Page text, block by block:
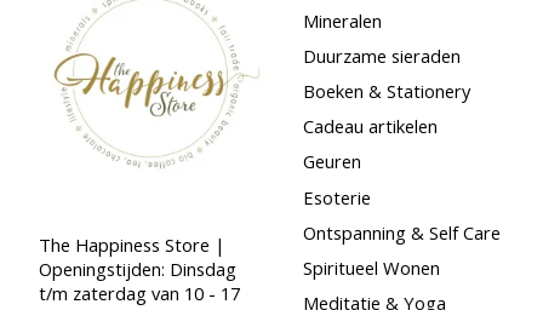
The Happiness Store |
Openingstijden: Dinsdag
t/m zaterdag van 10 - 17
Mineralen
Duurzame sieraden
Boeken & Stationery
Cadeau artikelen
Geuren
Esoterie
Ontspanning & Self Care
Spiritueel Wonen
Meditatie & Yoga